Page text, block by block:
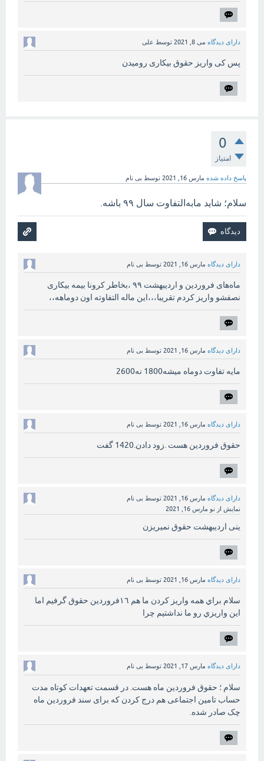
دارای دیدگاه می 8, 2021 توسط علی
پس کی واریز حقوق بیکاری رومیدن
0
امتیاز
پاسخ داده شده مارس 16, 2021 توسط بی نام
سلام؛ شاید مابه‌التفاوت سال ۹۹ باشه.
دارای دیدگاه مارس 16, 2021 توسط بی نام
ماه‌های فروردین و اردیبهشت ۹۹ ،بخاطر کرونا بیمه بیکاری
نصفشو واریز کردم تقریبا،،،این ماله التفاوته اون دوماهه،،
دارای دیدگاه مارس 16, 2021 توسط بی نام
مایه تفاوت دوماه میشه1800 نه2600
دارای دیدگاه مارس 16, 2021 توسط بی نام
حقوق فروردین هست .زود دادن.1420 گفت
دارای دیدگاه مارس 16, 2021 توسط بی نام
نمایش از نو مارس 16, 2021
ینی اردیبهشت حقوق نمیریزن
دارای دیدگاه مارس 16, 2021 توسط بی نام
سلام براي همه واريز كردن ما هم ١٦فروردين حقوق گرفيم اما
اين واريزي رو ما نداشتيم چرا
دارای دیدگاه مارس 17, 2021 توسط بی نام
سلام ؛ حقوق فروردین ماه هست. در قسمت تعهدات کوتاه مدت
حساب تامین اجتماعی هم درج کردن که برای سند فروردین ماه
چک صادر شده.